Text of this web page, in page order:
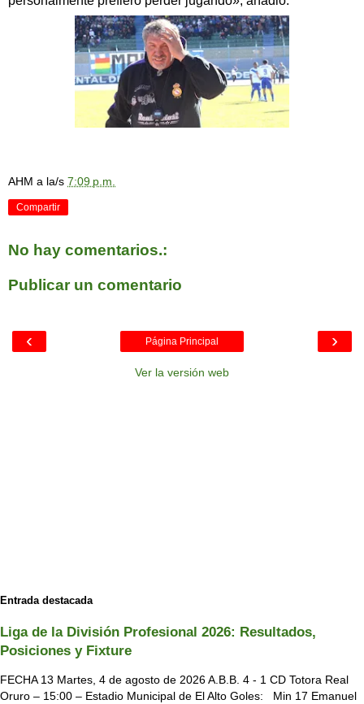
AHM a la/s 7:09 p.m.
Compartir
No hay comentarios.:
Publicar un comentario
‹ ›
Página Principal
Ver la versión web
Entrada destacada
Liga de la División Profesional 2026: Resultados,
Posiciones y Fixture
FECHA 13 Martes, 4 de agosto de 2026 A.B.B. 4 - 1 CD Totora Real
Oruro – 15:00 – Estadio Municipal de El Alto Goles: Min 17 Emanuel